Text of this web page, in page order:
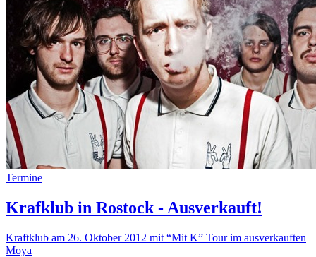
Termine
Krafklub in Rostock - Ausverkauft!
Kraftklub am 26. Oktober 2012 mit “Mit K” Tour im ausverkauften
Moya